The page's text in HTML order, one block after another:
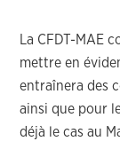
La CFDT-
mettre en
entraînera des
ainsi que pour
déjà le cas au